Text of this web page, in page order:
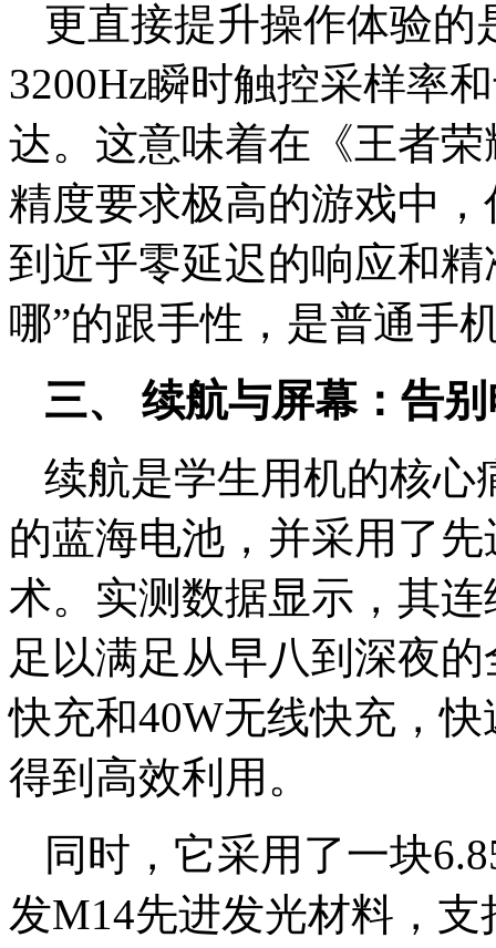
更直接提升操作体验的
3200Hz瞬时触控采样率
达。这意味着在《王者
精度要求极高的游戏中
到近乎零延迟的响应和
哪”的跟手性，是普通手
三、 续航与屏幕：告
续航是学生用机的核心
的蓝海电池，并采用了
术。实测数据显示，其
足以满足从早八到深夜
快充和40W无线快充，
得到高效利用。
同时，它采用了一块
发M14先进发光材料，